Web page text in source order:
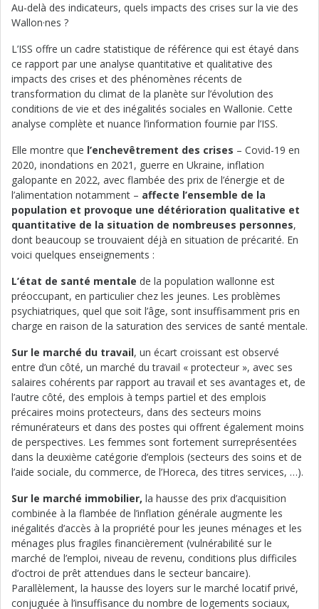
Au-delà des indicateurs, quels impacts des crises sur la vie des
Wallon·nes ?
L’ISS offre un cadre statistique de référence qui est étayé dans
ce rapport par une analyse quantitative et qualitative des
impacts des crises et des phénomènes récents de
transformation du climat de la planète sur l’évolution des
conditions de vie et des inégalités sociales en Wallonie. Cette
analyse complète et nuance l’information fournie par l’ISS.
Elle montre que l’enchevêtrement des crises – Covid-19 en
2020, inondations en 2021, guerre en Ukraine, inflation
galopante en 2022, avec flambée des prix de l’énergie et de
l’alimentation notamment – affecte l’ensemble de la
population et provoque une détérioration qualitative et
quantitative de la situation de nombreuses personnes,
dont beaucoup se trouvaient déjà en situation de précarité. En
voici quelques enseignements :
L’état de santé mentale de la population wallonne est
préoccupant, en particulier chez les jeunes. Les problèmes
psychiatriques, quel que soit l’âge, sont insuffisamment pris en
charge en raison de la saturation des services de santé mentale.
Sur le marché du travail, un écart croissant est observé
entre d’un côté, un marché du travail « protecteur », avec ses
salaires cohérents par rapport au travail et ses avantages et, de
l’autre côté, des emplois à temps partiel et des emplois
précaires moins protecteurs, dans des secteurs moins
rémunérateurs et dans des postes qui offrent également moins
de perspectives. Les femmes sont fortement surreprésentées
dans la deuxième catégorie d’emplois (secteurs des soins et de
l’aide sociale, du commerce, de l’Horeca, des titres services, …).
Sur le marché immobilier, la hausse des prix d’acquisition
combinée à la flambée de l’inflation générale augmente les
inégalités d’accès à la propriété pour les jeunes ménages et les
ménages plus fragiles financièrement (vulnérabilité sur le
marché de l’emploi, niveau de revenu, conditions plus difficiles
d’octroi de prêt attendues dans le secteur bancaire).
Parallèlement, la hausse des loyers sur le marché locatif privé,
conjuguée à l’insuffisance du nombre de logements sociaux,